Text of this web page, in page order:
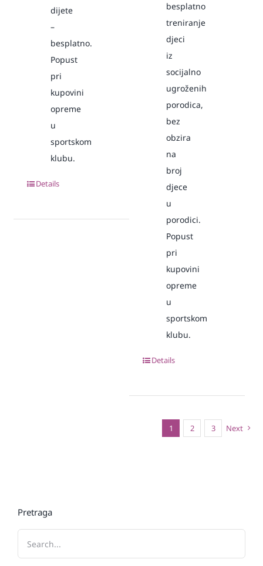
dijete
–
besplatno.
Popust
pri
kupovini
opreme
u
sportskom
klubu.
Details
besplatno
treniranje
djeci
iz
socijalno
ugroženih
porodica,
bez
obzira
na
broj
djece
u
porodici.
Popust
pri
kupovini
opreme
u
sportskom
klubu.
Details
1 2 3 Next
Pretraga